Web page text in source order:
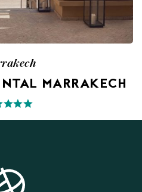
MARRAKECH